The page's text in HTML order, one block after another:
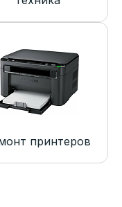
принтеров